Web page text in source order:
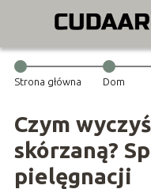
Strona główna Dom
Czym
skórzaną?
pielęgnacji